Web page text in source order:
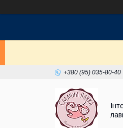
+380 (95) 035-80-40